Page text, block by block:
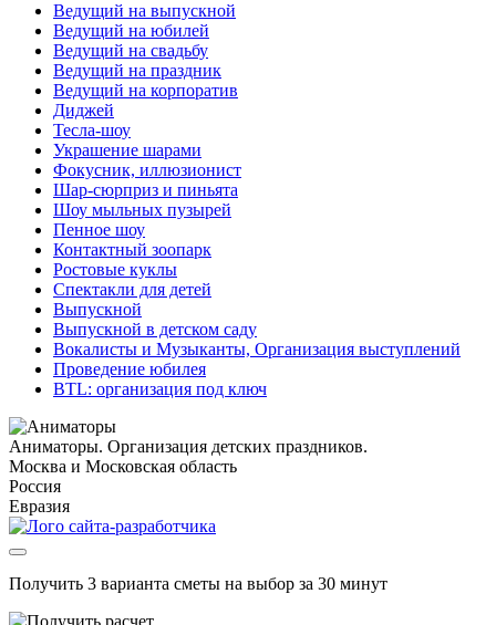
Ведущий на выпускной
Ведущий на юбилей
Ведущий на свадьбу
Ведущий на праздник
Ведущий на корпоратив
Диджей
Тесла-шоу
Украшение шарами
Фокусник, иллюзионист
Шар-сюрприз и пиньята
Шоу мыльных пузырей
Пенное шоу
Контактный зоопарк
Ростовые куклы
Спектакли для детей
Выпускной
Выпускной в детском саду
Вокалисты и Музыканты, Организация выступлений
Проведение юбилея
BTL: организация под ключ
Аниматоры. Организация детских праздников.
Москва и Московская область
Россия
Евразия
Получить 3 варианта сметы на выбор за 30 минут